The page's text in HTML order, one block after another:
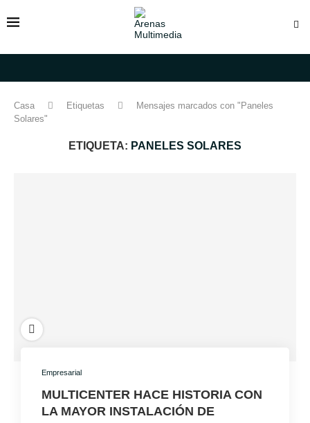
Casa Etiquetas
Mensajes marcados con "Paneles
Solares"
ETIQUETA: PANELES SOLARES
Empresarial
MULTICENTER HACE HISTORIA CON
LA MAYOR INSTALACIÓN DE